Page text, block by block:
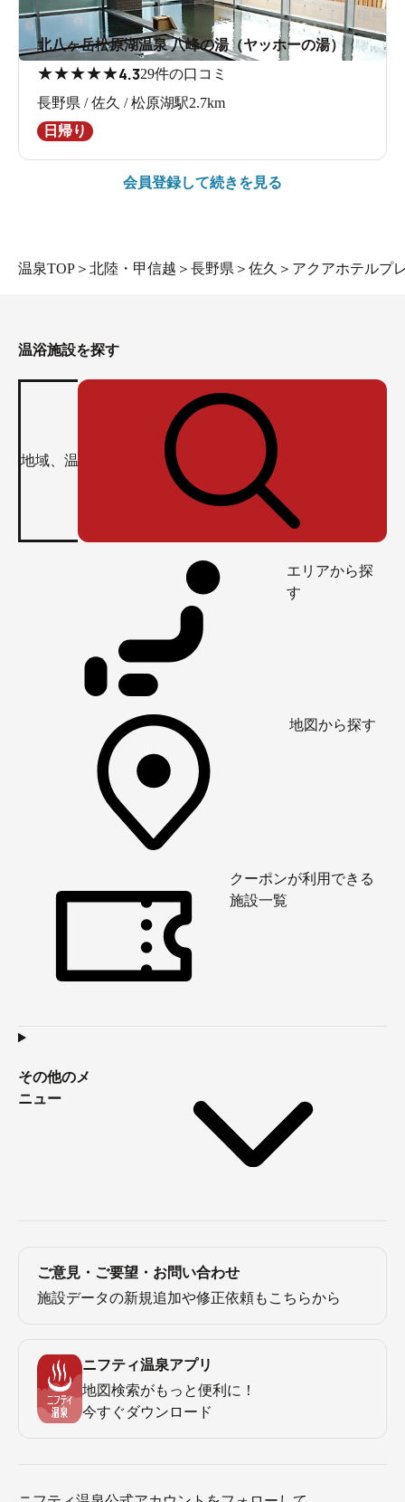
北八ヶ岳松原湖温泉 八峰の湯（ヤッホーの湯）
★★★★★4.329件の口コミ
長野県 / 佐久 / 松原湖駅2.7km
日帰り
会員登録して続きを見る
温泉TOP ＞ 北陸・甲信越 ＞ 長野県 ＞ 佐久 ＞ アクアホテルプ
温浴施設を探す
エリアから探
す
地図から探す
クーポンが利用できる
施設一覧
その他のメ
ニュー
ご意見・ご要望・お問い合わせ
施設データの新規追加や修正依頼もこちらから
ニフティ温泉アプリ
地図検索がもっと便利に！
今すぐダウンロード